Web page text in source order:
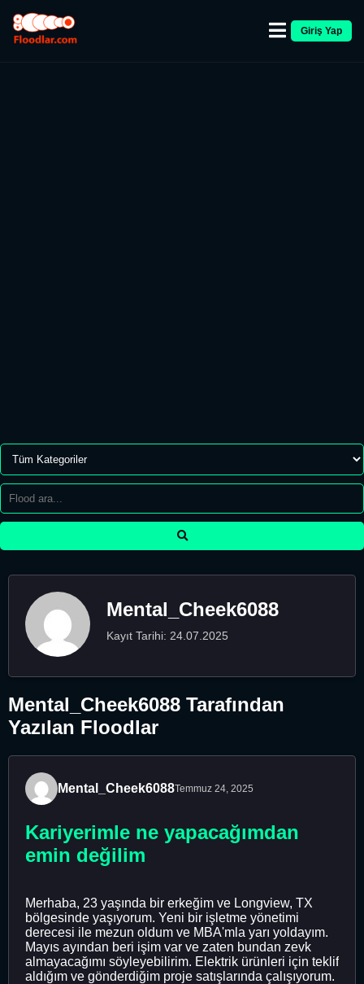
Giriş Yap
Mental_Cheek6088
Kayıt Tarihi: 24.07.2025
Mental_Cheek6088 Tarafından
Yazılan Floodlar
Mental_Cheek6088Temmuz 24, 2025
Kariyerimle ne yapacağımdan
emin değilim
Merhaba, 23 yaşında bir erkeğim ve Longview, TX
bölgesinde yaşıyorum. Yeni bir işletme yönetimi
derecesi ile mezun oldum ve MBA'mla yarı yoldayım.
Mayıs ayından beri işim var ve zaten bundan zevk
almayacağımı söyleyebilirim. Elektrik ürünleri için teklif
aldığım ve gönderdiğim proje satışlarında çalışıyorum.